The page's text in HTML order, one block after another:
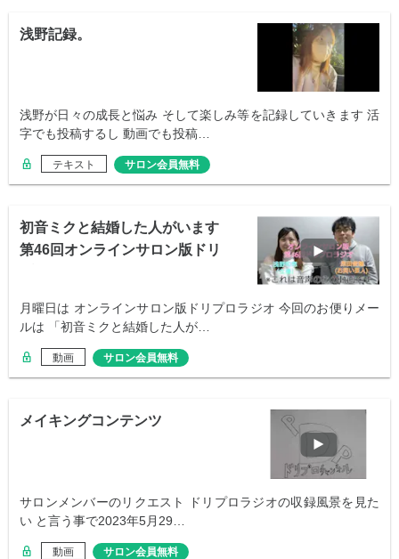
浅野記録。
浅野が日々の成長と悩み そして楽しみ等を記録していきます 活
字でも投稿するし 動画でも投稿…
テキスト サロン会員無料
初音ミクと結婚した人がいます
第46回オンラインサロン版ドリ
月曜日は オンラインサロン版ドリプロラジオ 今回のお便りメー
ルは 「初音ミクと結婚した人が…
動画 サロン会員無料
メイキングコンテンツ
サロンメンバーのリクエスト ドリプロラジオの収録風景を見た
い と言う事で2023年5月29…
動画 サロン会員無料